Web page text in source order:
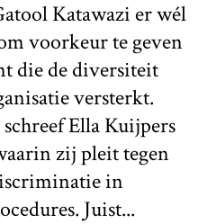
Katawazi er wél
voorkeur te geven
die de diversiteit
versterkt.
Ella Kuijpers
zij pleit tegen
in
Juist...